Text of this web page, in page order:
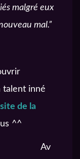
malgré eux
mal.”
talent inné
site de la
^^
Av